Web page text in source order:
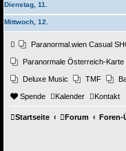
Dienstag, 11.
Mittwoch, 12.
Paranormal.wien Casual
Paranormale Österreich-Karte
Deluxe Music TMF
Spende Kalender Kontakt
Startseite Forum Foren-